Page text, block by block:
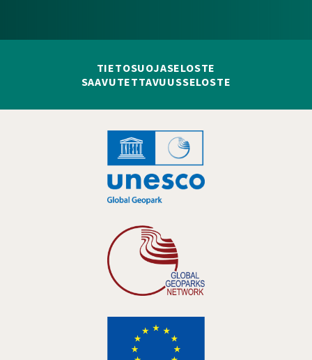
TIETOSUOJASELOSTE
SAAVUTETTAVUUSSELOSTE
Hankelogo